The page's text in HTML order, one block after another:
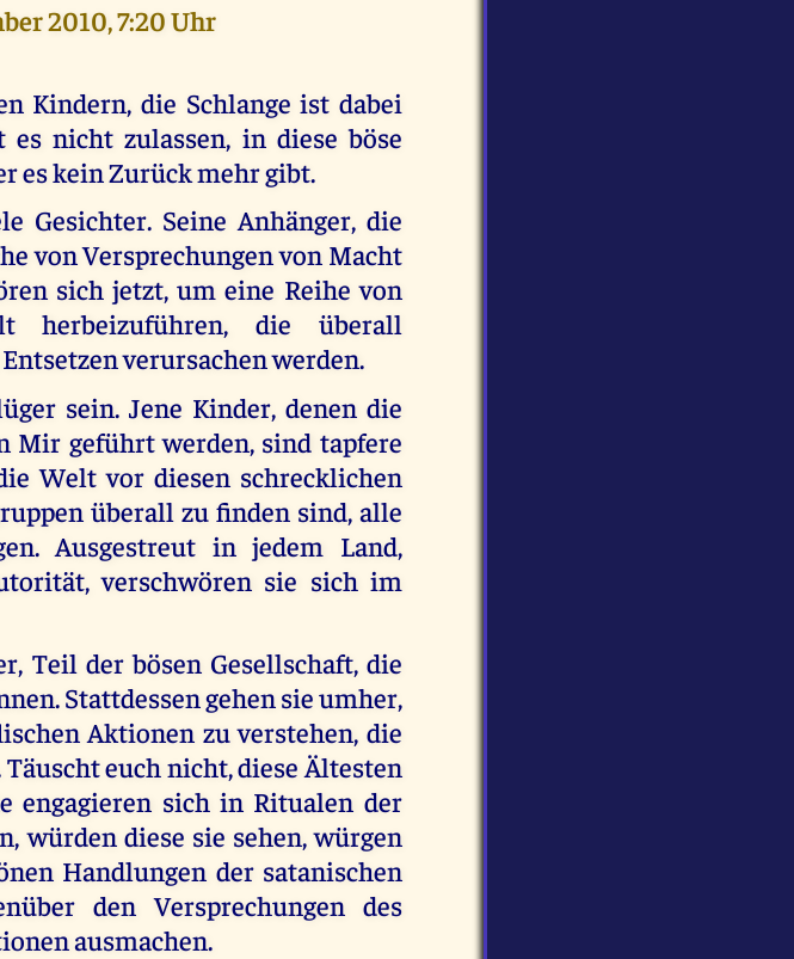
2010, 7:20 Uhr
Kindern, die Schlange ist dabei
nicht zulassen, in diese böse
es kein Zurück mehr gibt.
Gesichter. Seine Anhänger, die
von Versprechungen von Macht
sich jetzt, um eine Reihe von
herbeizuführen, die überall
verursachen werden.
sein. Jene Kinder, denen die
Mir geführt werden, sind tapfere
Welt vor diesen schrecklichen
überall zu finden sind, alle
Ausgestreut in jedem Land,
verschwören sie sich im
Teil der bösen Gesellschaft, die
Stattdessen gehen sie umher,
Aktionen zu verstehen, die
euch nicht, diese Ältesten
engagieren sich in Ritualen der
würden diese sie sehen, würgen
Handlungen der satanischen
den Versprechungen des
ausmachen.